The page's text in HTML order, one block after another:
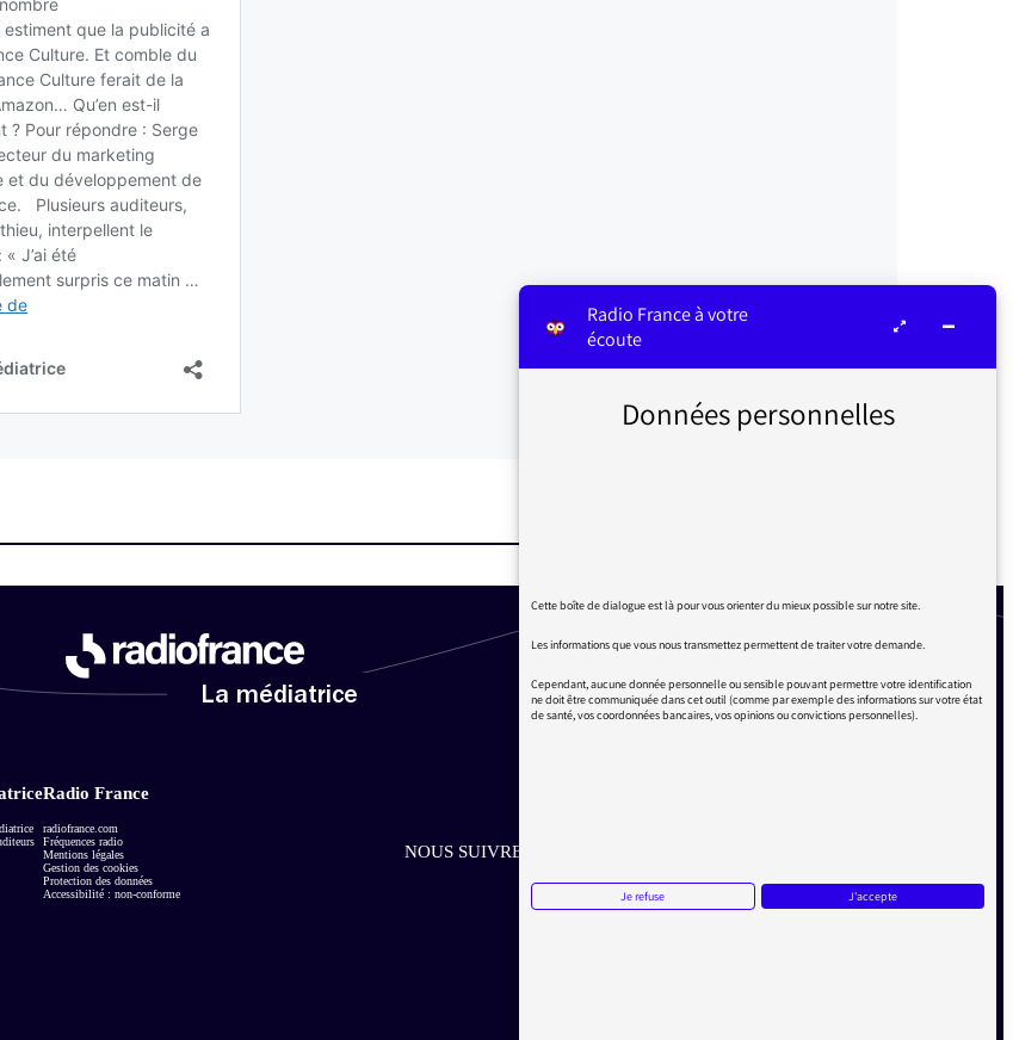
La médiatrice
Radio France
radiofrance.com
Fréquences radio
Mentions légales
Gestion des cookies
Protection des données
Accessibilité : non-conforme
NOUS SUIVRE SUR LES RÉSEAUX
Aller sur la page Facebook de la Médiatrice
Aller sur la page Twitter de la Médiatrice
Aller sur la page Instagram de la Médiatrice
Radio France à votre
écoute
Données personnelles
Cette boîte de dialogue est là pour vous orienter du mieux possible sur notre site.
Les informations que vous nous transmettez permettent de traiter votre demande.
Cependant, aucune donnée personnelle ou sensible pouvant permettre votre identification
ne doit être communiquée dans cet outil (comme par exemple des informations sur votre état
de santé, vos coordonnées bancaires, vos opinions ou convictions personnelles).
Je refuse J'accepte